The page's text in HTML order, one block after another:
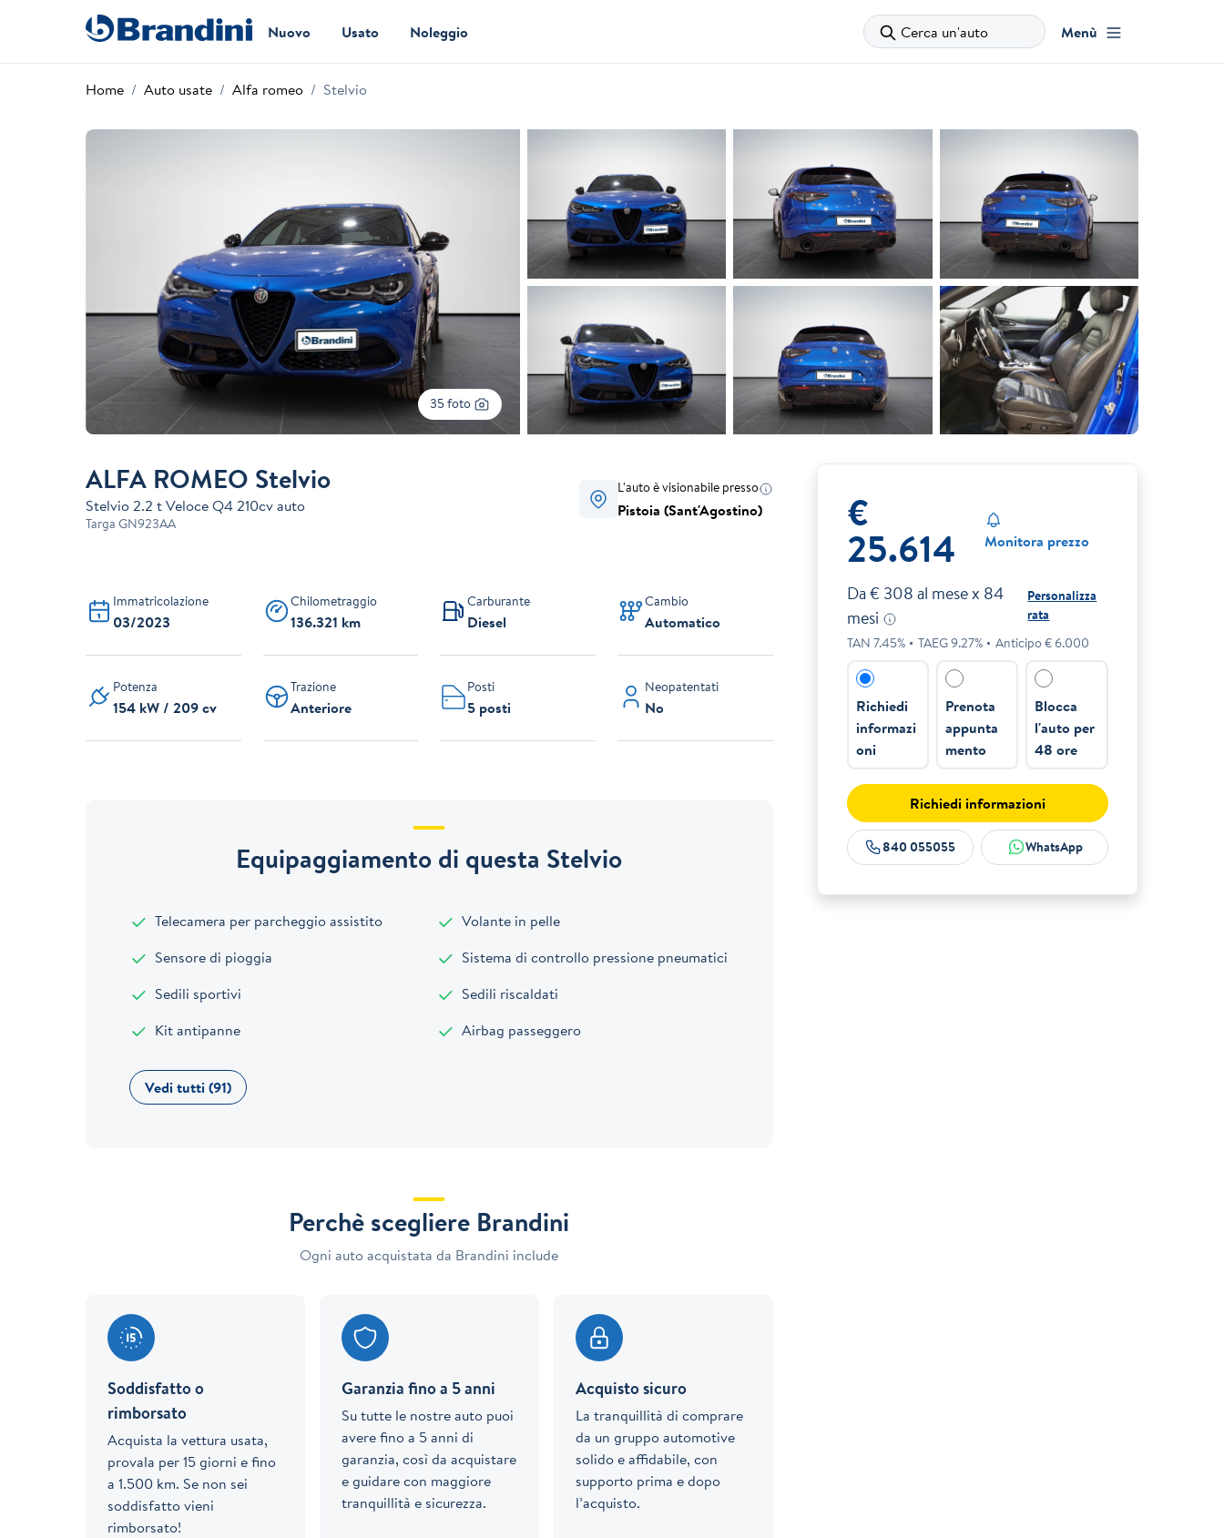
Nuovo Usato Noleggio Cerca un'auto Menù
Home Auto usate Alfa romeo Stelvio
35 foto
€
25.614 Monitora prezzo
Da € 308 al mese x 84
mesi
Personalizza
rata
TAN 7.45% TAEG9.27% Anticipo € 6.000
Richiedi
informazi
oni
Prenota
appunta
mento
Blocca
l'auto per
48 ore
Richiedi informazioni
840 055055 WhatsApp
ALFA ROMEO Stelvio
Stelvio 2.2 t Veloce Q4 210cv auto
Targa GN923AA
L'auto è visionabile presso
Pistoia (Sant'Agostino)
Immatricolazione
03/2023
Chilometraggio
136.321 km
Carburante
Diesel
Cambio
Automatico
Potenza
154 kW / 209 cv
Trazione
Anteriore
Posti
5 posti
Neopatentati
No
Equipaggiamento di questa Stelvio
Telecamera per parcheggio assistito
Volante in pelle
Sensore di pioggia
Sistema di controllo pressione pneumatici
Sedili sportivi
Sedili riscaldati
Kit antipanne
Airbag passeggero
Vedi tutti (91)
Perchè scegliere Brandini
Ogni auto acquistata da Brandini include
Soddisfatto o
rimborsato
Acquista la vettura usata,
provala per 15 giorni e fino
a 1.500 km. Se non sei
soddisfatto vieni
rimborsato!
Garanzia fino a 5 anni
Su tutte le nostre auto puoi
avere fino a 5 anni di
garanzia, così da acquistare
e guidare con maggiore
tranquillità e sicurezza.
Acquisto sicuro
La tranquillità di comprare
da un gruppo automotive
solido e affidabile, con
supporto prima e dopo
l’acquisto.